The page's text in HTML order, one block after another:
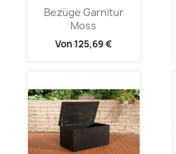
Bezüge Garnitur
Moss
Von125,69 €